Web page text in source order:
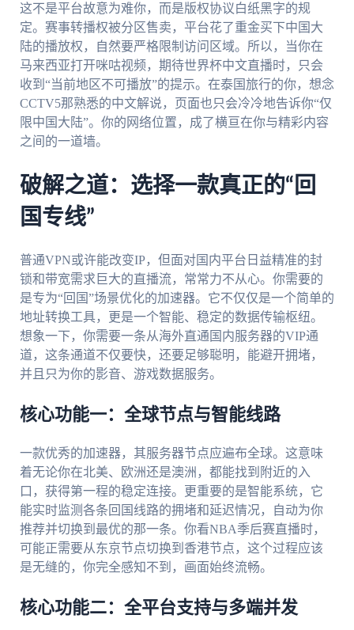
这不是平台故意为难你，而是版权协议白纸黑字的规
定。赛事转播权被分区售卖，平台花了重金买下中国大
陆的播放权，自然要严格限制访问区域。所以，当你在
马来西亚打开咪咕视频，期待世界杯中文直播时，只会
收到“当前地区不可播放”的提示。在泰国旅行的你，想念
CCTV5那熟悉的中文解说，页面也只会冷冷地告诉你“仅
限中国大陆”。你的网络位置，成了横亘在你与精彩内容
之间的一道墙。
破解之道：选择一款真正的“回
国专线”
普通VPN或许能改变IP，但面对国内平台日益精准的封
锁和带宽需求巨大的直播流，常常力不从心。你需要的
是专为“回国”场景优化的加速器。它不仅仅是一个简单的
地址转换工具，更是一个智能、稳定的数据传输枢纽。
想象一下，你需要一条从海外直通国内服务器的VIP通
道，这条通道不仅要快，还要足够聪明，能避开拥堵，
并且只为你的影音、游戏数据服务。
核心功能一：全球节点与智能线路
一款优秀的加速器，其服务器节点应遍布全球。这意味
着无论你在北美、欧洲还是澳洲，都能找到附近的入
口，获得第一程的稳定连接。更重要的是智能系统，它
能实时监测各条回国线路的拥堵和延迟情况，自动为你
推荐并切换到最优的那一条。你看NBA季后赛直播时，
可能正需要从东京节点切换到香港节点，这个过程应该
是无缝的，你完全感知不到，画面始终流畅。
核心功能二：全平台支持与多端并发